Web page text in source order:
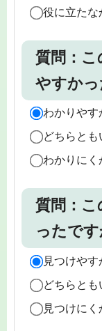
役に立たな
質問：こ
やすかっ
わかりやす
どちらとも
わかりにく
質問：
ったです
見つけやす
どちらとも
見つけにく